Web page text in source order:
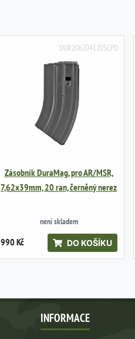
DUR2062041205CPD
Zásobník DuraMag, pro AR/MSR,
7,62x39mm, 20 ran, černěný nerez
není skladem
990 Kč DO KOŠÍKU
INFORMACE